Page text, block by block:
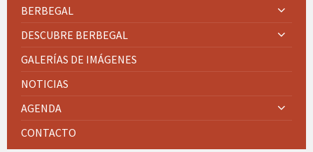
BERBEGAL
DESCUBRE BERBEGAL
GALERÍAS DE IMÁGENES
NOTICIAS
AGENDA
CONTACTO